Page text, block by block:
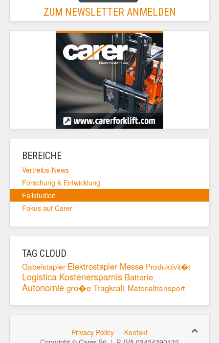
ZUM NEWSLETTER ANMELDEN
BEREICHE
Vertreibs-News
Forschung & Entwicklung
Fallstudien
Fokus auf Carer
TAG CLOUD
Gabelstapler Elektrostapler Messe Produktivit�t
Logistica Kostenersparnis Batterie
Autonomie gro�e Tragkraft Materialtransport
Privacy Policy
Kontakt